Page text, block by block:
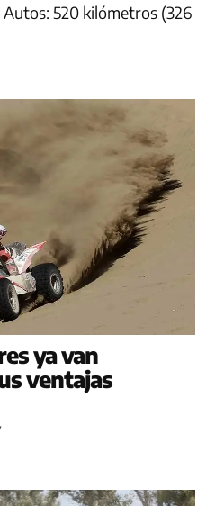
520 kilómetros (326
ya van
ventajas